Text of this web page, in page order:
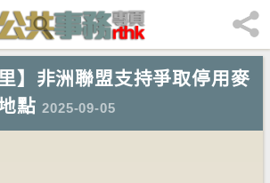
】非洲聯盟支持爭取停用麥
點2025-09-05